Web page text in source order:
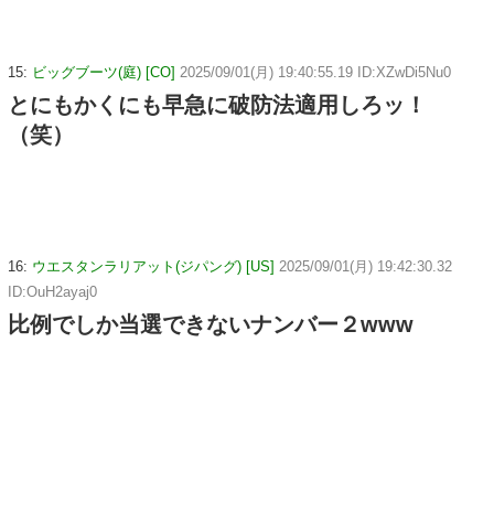
15: ビッグブーツ(庭) [CO] 2025/09/01(月) 19:40:55.19 ID:XZwDi5Nu0
とにもかくにも早急に破防法適用しろッ！
（笑）
16: ウエスタンラリアット(ジパング) [US] 2025/09/01(月) 19:42:30.32
ID:OuH2ayaj0
比例でしか当選できないナンバー２www